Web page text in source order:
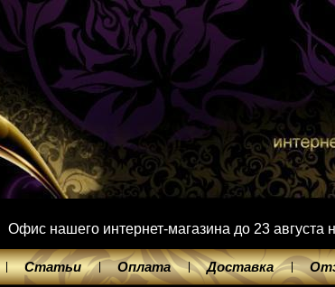
Офис нашего интернет-магазина до 23 августа
Статьи Оплата Доставка